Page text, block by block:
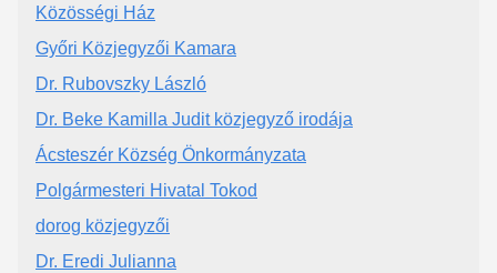
Közösségi Ház
Győri Közjegyzői Kamara
Dr. Rubovszky László
Dr. Beke Kamilla Judit közjegyző irodája
Ácsteszér Község Önkormányzata
Polgármesteri Hivatal Tokod
dorog közjegyzői
Dr. Eredi Julianna